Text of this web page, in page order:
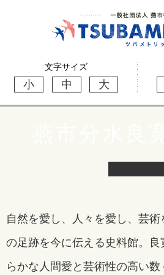
文字サイズ
小 中 大
自然を愛し、人々を愛し、芸
の足跡を今に伝える史料館。
らかな人間愛と芸術性の高い